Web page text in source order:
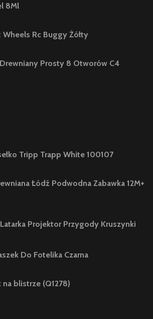
8Ml
Wheels Rc Buggy Żółty
Prosty 8 Otworów C4
Tripp Trapp White 100107
Łódź Podwodna Zabawka 12M+
Projektor Przygody Kruszynki
Do Fotelika Czarna
blistrze (Q1278)